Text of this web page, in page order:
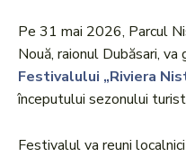
Pe 31 mai 2026, Parcul
Nouă, raionul Dubăsari,
Festivalului „Riviera
începutului sezonului
Festivalul va reuni